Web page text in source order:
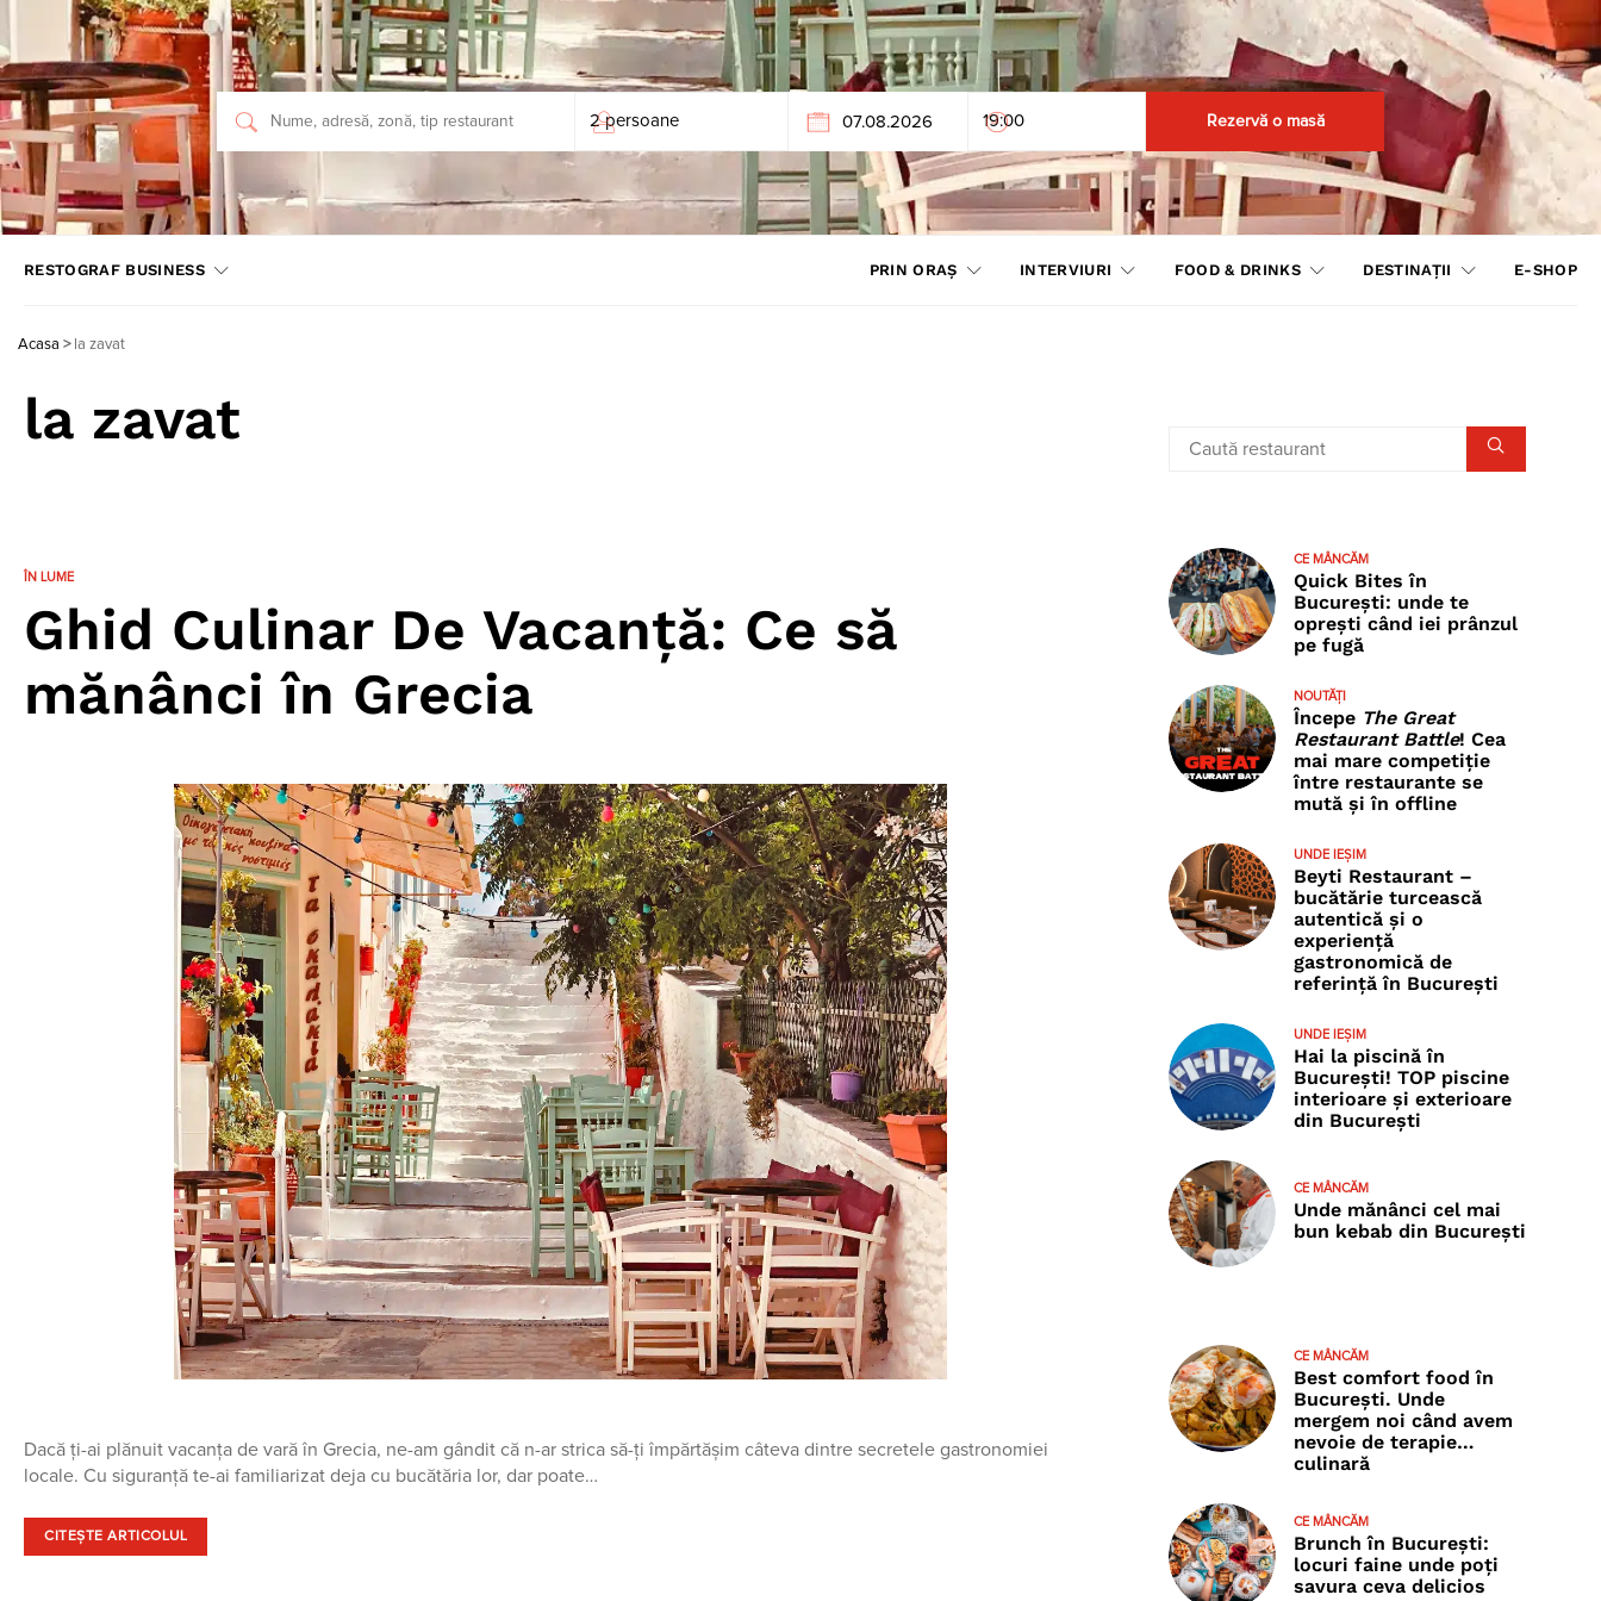
Rezervă o masă
RESTOGRAF BUSINESS PRIN ORAȘ INTERVIURI FOOD & DRINKS DESTINAȚII E-SHOP
Acasa > la zavat
la zavat
ÎN LUME
Ghid Culinar De Vacanță: Ce să
mănânci în Grecia
Dacă ți-ai plănuit vacanța de vară în Grecia, ne-am gândit că n-ar strica să-ți împărtășim câteva dintre secretele gastronomiei
locale. Cu siguranță te-ai familiarizat deja cu bucătăria lor, dar poate…
CITEȘTE ARTICOLUL
CE MÂNCĂM
Quick Bites în
București: unde te
oprești când iei prânzul
pe fugă
NOUTĂȚI
Începe The Great
Restaurant Battle! Cea
mai mare competiție
între restaurante se
mută și în offline
UNDE IEȘIM
Beyti Restaurant –
bucătărie turcească
autentică și o
experiență
gastronomică de
referință în București
UNDE IEȘIM
Hai la piscină în
București! TOP piscine
interioare și exterioare
din București
CE MÂNCĂM
Unde mănânci cel mai
bun kebab din București
CE MÂNCĂM
Best comfort food în
București. Unde
mergem noi când avem
nevoie de terapie…
culinară
CE MÂNCĂM
Brunch în București:
locuri faine unde poţi
savura ceva delicios